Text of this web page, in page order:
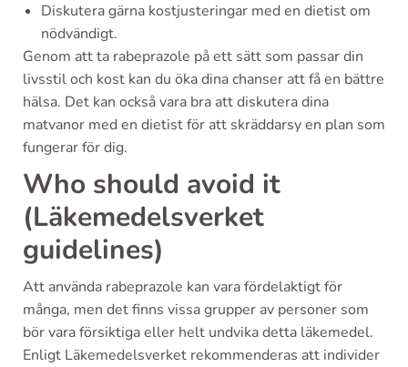
Diskutera gärna kostjusteringar med en dietist om
nödvändigt.
Genom att ta rabeprazole på ett sätt som passar din
livsstil och kost kan du öka dina chanser att få en bättre
hälsa. Det kan också vara bra att diskutera dina
matvanor med en dietist för att skräddarsy en plan som
fungerar för dig.
Who should avoid it
(Läkemedelsverket
guidelines)
Att använda rabeprazole kan vara fördelaktigt för
många, men det finns vissa grupper av personer som
bör vara försiktiga eller helt undvika detta läkemedel.
Enligt Läkemedelsverket rekommenderas att individer